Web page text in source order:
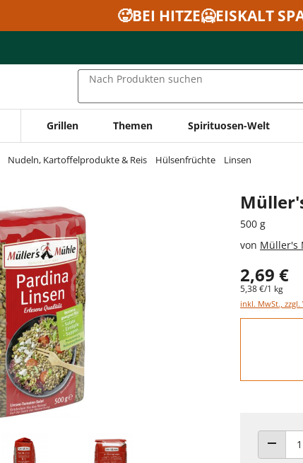
🥵BEI HITZE🥶EISKALT
Nach Produkten suchen
Grillen Themen Spirituosen-Welt
Nudeln, Kartoffelprodukte & Reis Hülsenfrüchte Linsen
500 g
von Müller's
2,69 €
5,38 €/1 kg
inkl. MwSt., zzgl.
Staffelpreise -
ANZAHL